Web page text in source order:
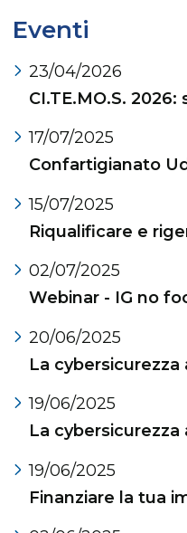
Eventi
23/04/2026
CI.TE.MO.S.
17/07/2025
Confartigianato
15/07/2025
Riqualificare e
02/07/2025
Webinar - IG no
20/06/2025
La cybersicurezza
19/06/2025
La cybersicurezza
19/06/2025
Finanziare la tua